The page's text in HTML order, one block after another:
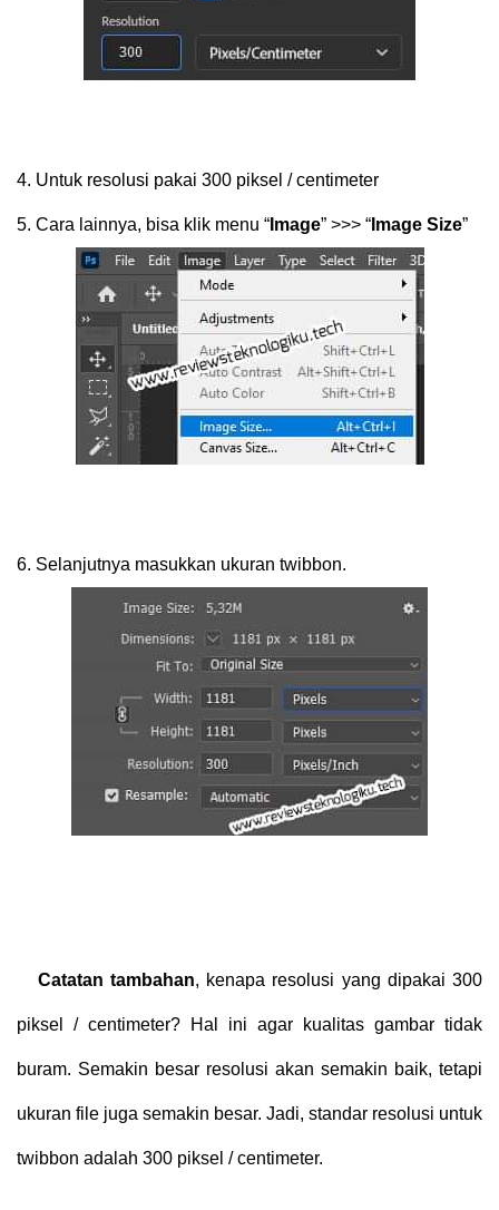
4. Untuk resolusi pakai 300 piksel / centimeter
5. Cara lainnya, bisa klik menu “ Image” >>> “ Image Size”
6. Selanjutnya masukkan ukuran twibbon.
Catatan tambahan, kenapa resolusi yang dipakai 300
piksel / centimeter? Hal ini agar kualitas gambar tidak
buram. Semakin besar resolusi akan semakin baik, tetapi
ukuran file juga semakin besar. Jadi, standar resolusi untuk
twibbon adalah 300 piksel / centimeter.